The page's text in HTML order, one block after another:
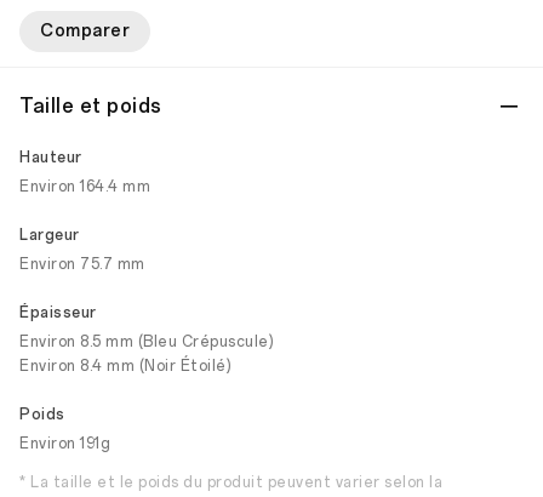
Comparer
Taille et poids
Hauteur
Environ 164.4 mm
Largeur
Environ 75.7 mm
Épaisseur
Environ 8.5 mm (Bleu Crépuscule)
Environ 8.4 mm (Noir Étoilé)
Poids
Environ 191g
* La taille et le poids du produit peuvent varier selon la